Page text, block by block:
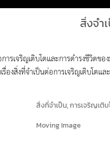
สิ่งจำ
รเจริญเติบโตและการดำรงชีวิตข
องสิ่งที่จำเป็นต่อการเจริญเติบโตแ
สิ่งที่จำเป็น, การเจริญเติ
Moving Image